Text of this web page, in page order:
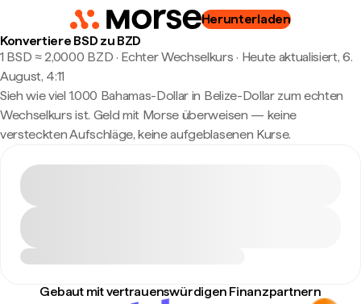
Herunterladen
Konvertiere BSD zu BZD
1 BSD ≈ 2,0000 BZD · Echter Wechselkurs · Heute aktualisiert, 6.
August, 4:11
Sieh wie viel 1.000 Bahamas-Dollar in Belize-Dollar zum echten
Wechselkurs ist. Geld mit Morse überweisen — keine
versteckten Aufschläge, keine aufgeblasenen Kurse.
Gebaut mit vertrauenswürdigen Finanzpartnern